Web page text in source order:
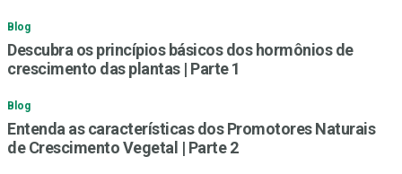
Blog
Descubra os princípios básicos dos hormônios de
crescimento das plantas | Parte 1
Blog
Entenda as características dos Promotores Naturais
de Crescimento Vegetal | Parte 2